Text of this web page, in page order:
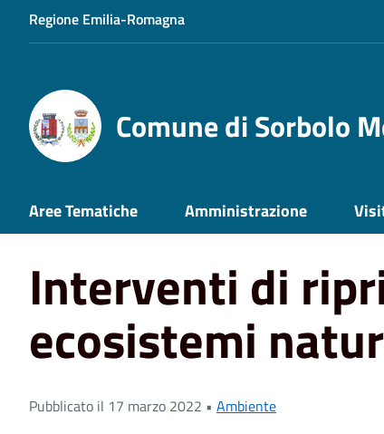
Regione Emilia-Romagna
Comune di Sorbolo
Aree Tematiche Amministrazione
Home News Ambiente Interventi di ripristino
Interventi di
ecosistemi
Pubblicato il 17 marzo 2022 • Ambiente